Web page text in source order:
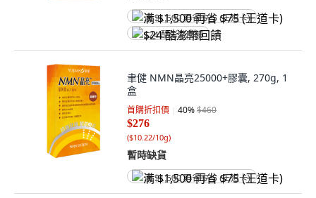
满 $1,500 再省 $75 (王道卡)
$24 酷澎幣回饋
聿健 NMN晶亮25000+膠囊, 270g, 1
盒
首購折扣價 40%$460
$276
($10.22/10g)
暫時缺貨
满 $1,500 再省 $75 (王道卡)